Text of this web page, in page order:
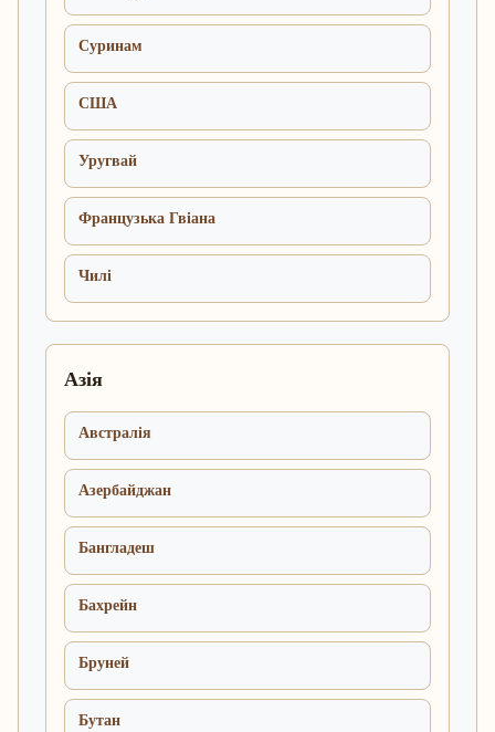
Суринам
США
Уругвай
Французька Гвіана
Чилі
Азія
Австралія
Азербайджан
Бангладеш
Бахрейн
Бруней
Бутан